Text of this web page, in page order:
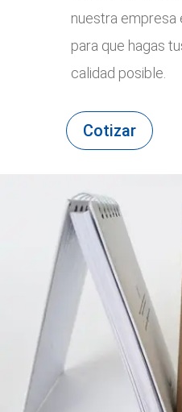
nuestra empresa
para que hagas
calidad posible.
Cotizar